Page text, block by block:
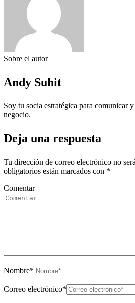
Sobre el autor
Andy Suhit
Soy tu socia estratégica para comunicar
negocio.
Deja una respuesta
Tu dirección de correo electrónico no
obligatorios están marcados con *
Comentar
Nombre*
Correo electrónico*